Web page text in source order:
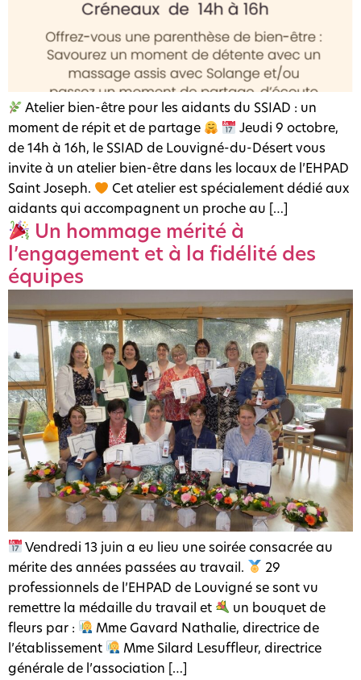
Atelier bien-être pour les aidants du SSIAD : un
moment de répit et de partage
Jeudi 9 octobre,
de 14h à 16h, le SSIAD de Louvigné-du-Désert vous
invite à un atelier bien-être dans les locaux de l’EHPAD
Saint Joseph.
Cet atelier est spécialement dédié aux
aidants qui accompagnent un proche au […]
Un hommage mérité à
l’engagement et à la fidélité des
équipes
Vendredi 13 juin a eu lieu une soirée consacrée au
mérite des années passées au travail.
29
professionnels de l’EHPAD de Louvigné se sont vu
remettre la médaille du travail et
un bouquet de
fleurs par :
Mme Gavard Nathalie, directrice de
l’établissement
Mme Silard Lesuffleur, directrice
générale de l’association […]